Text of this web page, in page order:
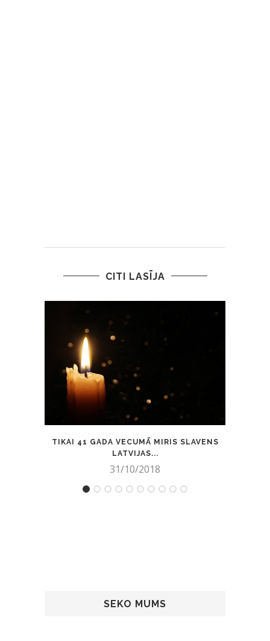
CITI LASĪJA
TIKAI 41 GADA VECUMĀ MIRIS SLAVENS
LATVIJAS...
31/10/2018
SEKO MUMS